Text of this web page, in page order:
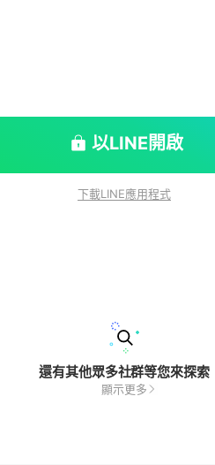
以LINE開啟
下載LINE應用程式
還有其他眾多社群等您來探索
顯示更多